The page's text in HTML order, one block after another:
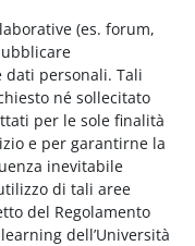
(es. forum,
personali. Tali
né sollecitato
per le sole finalità
e per garantirne la
inevitabile
di tali aree
del Regolamento
dell’Università